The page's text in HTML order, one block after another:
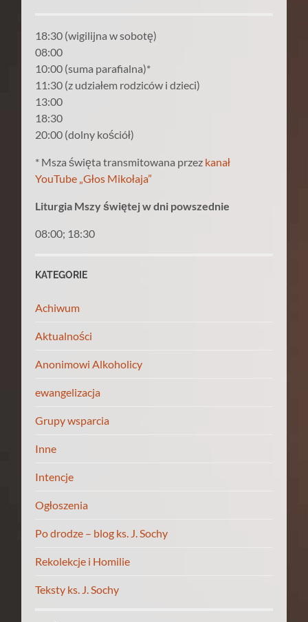
18:30 (wigilijna w sobotę)
08:00
10:00 (suma parafialna)*
11:30 (z udziałem rodziców i dzieci)
13:00
18:30
20:00 (dolny kościół)
* Msza święta transmitowana przez kanał
YouTube „Głos Mikołaja”
Liturgia Mszy świętej w dni powszednie
08:00; 18:30
KATEGORIE
Achiwum
Aktualności
Anonimowi Alkoholicy
ewangelizacja
Grupy wsparcia
Inne
Intencje
Ogłoszenia
Po drodze – blog ks. J. Sochy
Rekolekcje i Homilie
Teksty ks. J. Sochy